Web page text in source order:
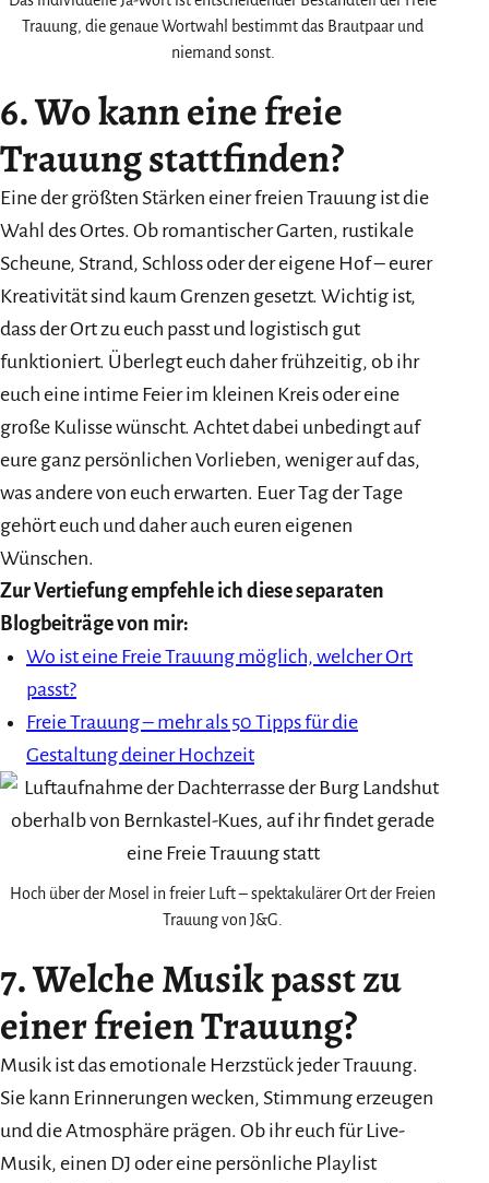
Trauung, die genaue Wortwahl bestimmt das Brautpaar und
niemand sonst.
6. Wo kann eine freie
Trauung stattfinden?
Eine der größten Stärken einer freien Trauung ist die
Wahl des Ortes. Ob romantischer Garten, rustikale
Scheune, Strand, Schloss oder der eigene Hof – eurer
Kreativität sind kaum Grenzen gesetzt. Wichtig ist,
dass der Ort zu euch passt und logistisch gut
funktioniert. Überlegt euch daher frühzeitig, ob ihr
euch eine intime Feier im kleinen Kreis oder eine
große Kulisse wünscht. Achtet dabei unbedingt auf
eure ganz persönlichen Vorlieben, weniger auf das,
was andere von euch erwarten. Euer Tag der Tage
gehört euch und daher auch euren eigenen
Wünschen.
Zur Vertiefung empfehle ich diese separaten
Blogbeiträge von mir:
Wo ist eine Freie Trauung möglich, welcher Ort
passt?
Freie Trauung – mehr als 50 Tipps für die
Gestaltung deiner Hochzeit
Hoch über der Mosel in freier Luft – spektakulärer Ort der Freien
Trauung von J&G.
7. Welche Musik passt zu
einer freien Trauung?
Musik ist das emotionale Herzstück jeder Trauung.
Sie kann Erinnerungen wecken, Stimmung erzeugen
und die Atmosphäre prägen. Ob ihr euch für Live-
Musik, einen DJ oder eine persönliche Playlist